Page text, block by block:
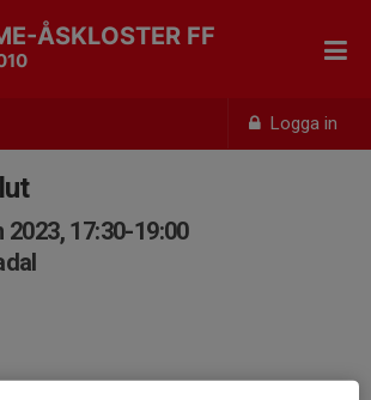
Logga in
ÅSKLOSTER FF
17:30-19:00